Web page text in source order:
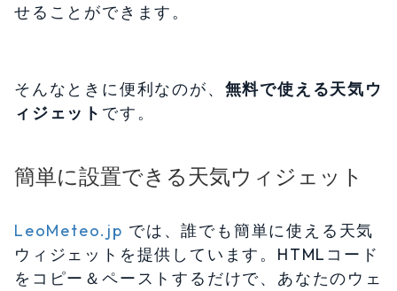
せることができます。
そんなときに便利なのが、 無料で使える天気ウ
ィジェット です。
簡単に設置できる天気ウィジェット
LeoMeteo.jp では、誰でも簡単に使える天気
ウィジェットを提供しています。HTMLコード
をコピー＆ペーストするだけで、あなたのウェ